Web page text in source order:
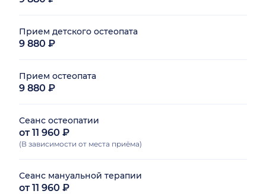
Прием детского остеопата
9 880 ₽
Прием остеопата
9 880 ₽
Сеанс остеопатии
от 11 960 ₽
(В зависимости от места приёма)
Сеанс мануальной терапии
от 11 960 ₽